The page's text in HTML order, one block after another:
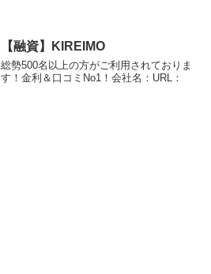
【融資】KIREIMO
総勢500名以上の方がご利用されておりま
す！金利＆口コミNo1！会社名：URL：